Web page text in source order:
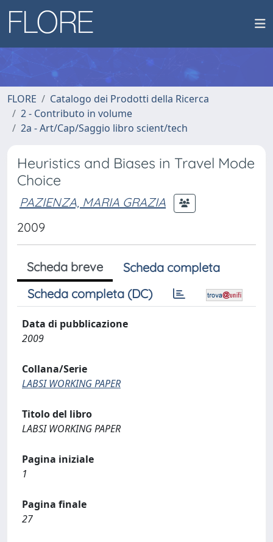
FLORE
Catalogo dei Prodotti della Ricerca
2 - Contributo in volume
2a - Art/Cap/Saggio libro scient/tech
Heuristics and Biases in Travel Mode
Choice
PAZIENZA, MARIA GRAZIA
2009
Scheda breve
Scheda completa
Scheda completa (DC)
Data di pubblicazione
2009
Collana/Serie
LABSI WORKING PAPER
Titolo del libro
LABSI WORKING PAPER
Pagina iniziale
1
Pagina finale
27